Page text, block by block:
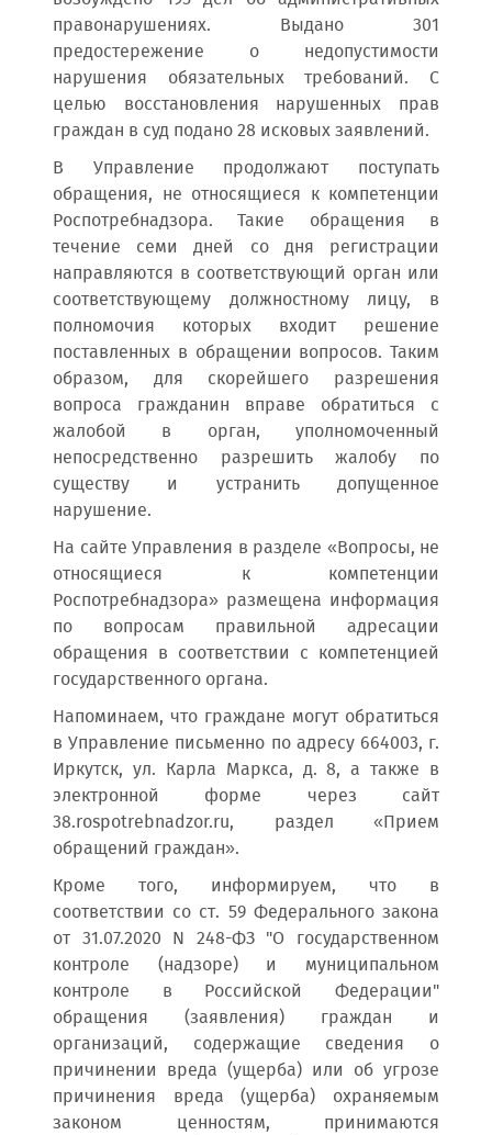
правонарушениях. Выдано 301
предостережение о недопустимости
нарушения обязательных требований. С
целью восстановления нарушенных прав
граждан в суд подано 28 исковых заявлений.
В Управление продолжают поступать
обращения, не относящиеся к компетенции
Роспотребнадзора. Такие обращения в
течение семи дней со дня регистрации
направляются в соответствующий орган или
соответствующему должностному лицу, в
полномочия которых входит решение
поставленных в обращении вопросов. Таким
образом, для скорейшего разрешения
вопроса гражданин вправе обратиться с
жалобой в орган, уполномоченный
непосредственно разрешить жалобу по
существу и устранить допущенное
нарушение.
На сайте Управления в разделе «Вопросы, не
относящиеся к компетенции
Роспотребнадзора» размещена информация
по вопросам правильной адресации
обращения в соответствии с компетенцией
государственного органа.
Напоминаем, что граждане могут обратиться
в Управление письменно по адресу 664003, г.
Иркутск, ул. Карла Маркса, д. 8, а также в
электронной форме через сайт
38.rospotrebnadzor.ru, раздел «Прием
обращений граждан».
Кроме того, информируем, что в
соответствии со ст. 59 Федерального закона
от 31.07.2020 N 248-ФЗ "О государственном
контроле (надзоре) и муниципальном
контроле в Российской Федерации"
обращения (заявления) граждан и
организаций, содержащие сведения о
причинении вреда (ущерба) или об угрозе
причинения вреда (ущерба) охраняемым
законом ценностям, принимаются